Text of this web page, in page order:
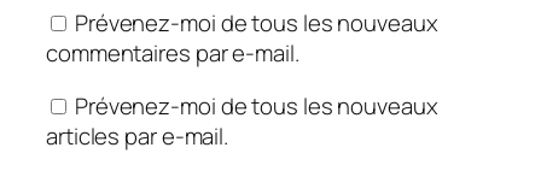
Prévenez-moi de tous les nouveaux
commentaires par e-mail.
Prévenez-moi de tous les nouveaux
articles par e-mail.